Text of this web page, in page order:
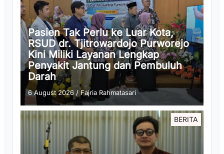
Pasien Tak Perlu ke Luar Kota,
RSUD dr. Tjitrowardojo Purworejo
Kini Miliki Layanan Lengkap
Penyakit Jantung dan Pembuluh
Darah
6 August 2026 /Fajria Rahmatasari
BERITA